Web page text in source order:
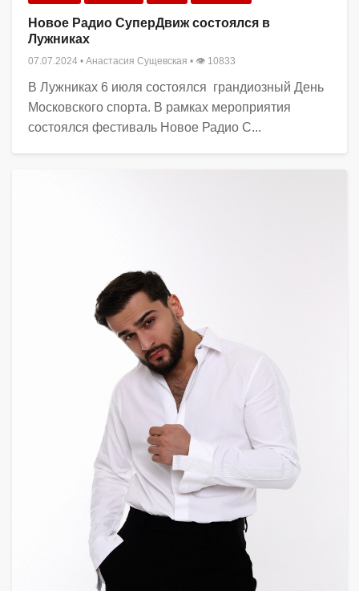
Новое Радио СуперДвиж состоялся в
Лужниках
07.07.2024 • Анастасия Сущевская • 👁 10833
В Лужниках 6 июля состоялся грандиозный День
Московского спорта. В рамках мероприятия
состоялся фестиваль Новое Радио С...